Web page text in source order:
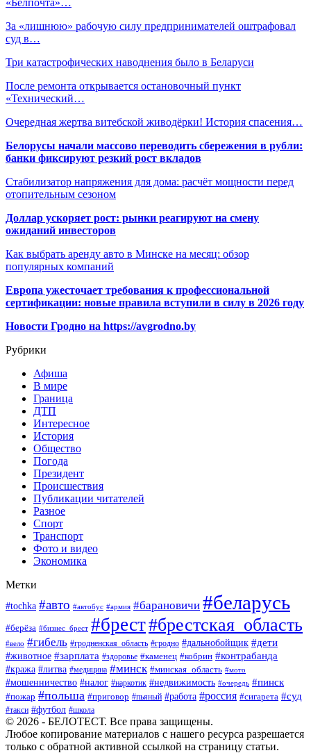
За «лишнюю» рабочую силу предпринимателей оштрафовал
суд в…
Три катастрофических наводнения было в Беларуси
После ремонта открывается остановочный пункт
«Технический…
Очередная жертва витебской живодёрки! История спасения…
Белорусы начали массово переводить сбережения в рубли:
банки фиксируют резкий рост вкладов
Стабилизатор напряжения для дома: расчёт мощности перед
отопительным сезоном
Доллар ускоряет рост: рынки реагируют на смену
ожиданий инвесторов
Как выбрать аренду авто в Минске на месяц: обзор
популярных компаний
Европа ужесточает требования к профессиональной
сертификации: новые правила вступили в силу в 2026 году
Новости Гродно на https://avgrodno.by
Рубрики
Афиша
В мире
Граница
ДТП
Интересное
История
Общество
Погода
Президент
Происшествия
Публикации читателей
Разное
Спорт
Транспорт
Фото и видео
Экономика
Метки
#tochka #авто #автобус #армия #барановичи #беларусь
#берёза #бизнес_брест #брест#брестская_область
#вело #гибель #гродненская_область #гродно #дальнобойщик #дети
#животное #зарплата #здоровье #каменец #кобрин #контрабанда
#кража #литва #медицина #минск #минская_область #мото
#мошенничество #налог #наркотик #недвижимость #очередь #пинск
#пожар #польша #приговор #пьяный #работа #россия #сигарета #суд
#такси #футбол #школа
© 2026 - БЕЛОТЕСТ. Все права защищены.
Любое копирование материалов с нашего ресурса разрешается
только с обратной активной ссылкой на страницу статьи.